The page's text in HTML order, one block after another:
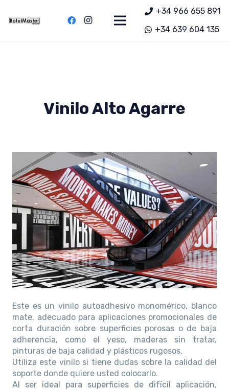
+34 966 655 891
+34 639 604 135
Vinilo Alto Agarre
Este es un vinilo autoadhesivo monomérico, blanco
mate, adecuado para aplicaciones promocionales de
corta duración sobre superficies porosas o de baja
adherencia, como el yeso, maderas sin tratar,
pinturas de baja calidad y plásticos rugosos.
Utiliza este vinilo si tiene dudas sobre la calidad del
soporte donde quiere usted colocarlo.
Al ser ideal para superficies de difícil aplicación,